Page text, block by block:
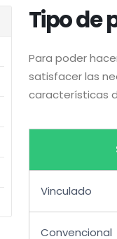
Tipo de
Para poder
satisfacer las
características
Vinculado
Convencional